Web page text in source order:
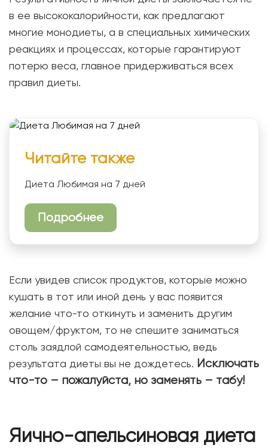
в ее высококалорийности, как предлагают
многие монодиеты, а в специальных химических
реакциях и процессах, которые гарантируют
потерю веса, главное придерживаться всех
правил диеты.
Читайте также
Диета Любимая на 7 дней
Подробнее
Если увидев список продуктов, которые можно
кушать в тот или иной день у вас появится
желание что-то откинуть и заменить другим
овощем/фруктом, то не спешите заниматься
столь заядлой самодеятельностью, ведь
результата диеты вы не дождетесь. Исключать
что-то – пожалуйста, но заменять – табу!
Яично-апельсиновая диета